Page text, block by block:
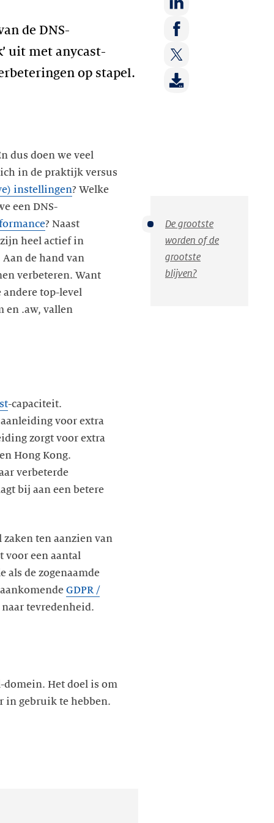
de DNS-
uit met anycast-
op stapel.
Deel
op:
LinkedIn
Deel
Facebook
Deel
op:
De grootste
worden of de
grootste
blijven?
dus doen we veel
in de praktijk versus
instellingen? Welke
een DNS-
? Naast
heel actief in
Aan de hand van
verbeteren. Want
andere top-level
en .aw, vallen
-capaciteit.
aanleiding voor extra
zorgt voor extra
Hong Kong.
verbeterde
bij aan een betere
zaken ten aanzien van
voor een aantal
als de zogenaamde
GDPR /
tevredenheid.
domein. Het doel is om
in gebruik te hebben.